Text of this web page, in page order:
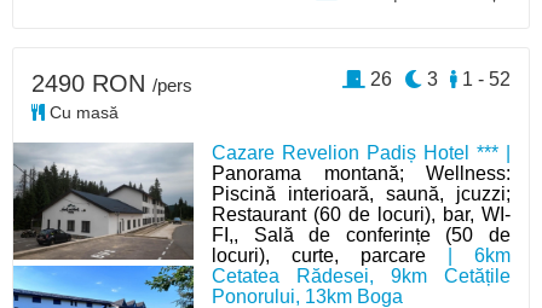
Cazare Revelion Padiș Hotel *** |
Panorama montană; Wellness:
Piscină interioară, saună, jcuzzi;
Restaurant (60 de locuri), bar, WI-
FI,, Sală de conferințe (50 de
locuri), curte, parcare | 6km
Cetatea Rădesei, 9km Cetățile
Ponorului, 13km Boga
2490 RON /pers
Cu masă
1 - 52
3
26